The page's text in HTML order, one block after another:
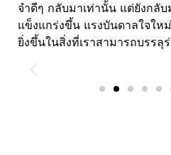
จำดีๆ กลับมาเท่านั้น แต่ยังกลั
แข็งแกร่งขึ้น แรงบันดาลใจใ
ยิ่งขึ้นในสิ่งที่เราสามารถบรรลุ